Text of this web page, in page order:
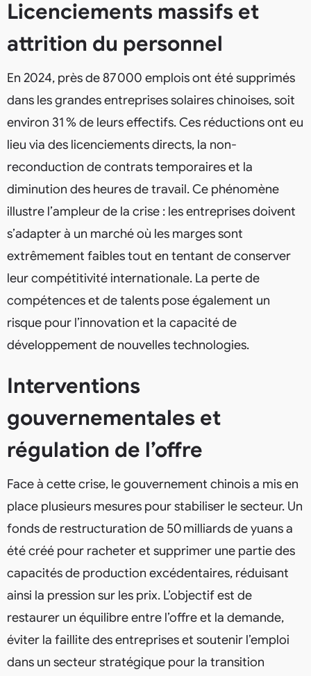
Licenciements massifs et
attrition du personnel
En 2024, près de 87 000 emplois ont été supprimés
dans les grandes entreprises solaires chinoises, soit
environ 31 % de leurs effectifs. Ces réductions ont eu
lieu via des licenciements directs, la non-
reconduction de contrats temporaires et la
diminution des heures de travail. Ce phénomène
illustre l’ampleur de la crise : les entreprises doivent
s’adapter à un marché où les marges sont
extrêmement faibles tout en tentant de conserver
leur compétitivité internationale. La perte de
compétences et de talents pose également un
risque pour l’innovation et la capacité de
développement de nouvelles technologies.
Interventions
gouvernementales et
régulation de l’offre
Face à cette crise, le gouvernement chinois a mis en
place plusieurs mesures pour stabiliser le secteur. Un
fonds de restructuration de 50 milliards de yuans a
été créé pour racheter et supprimer une partie des
capacités de production excédentaires, réduisant
ainsi la pression sur les prix. L’objectif est de
restaurer un équilibre entre l’offre et la demande,
éviter la faillite des entreprises et soutenir l’emploi
dans un secteur stratégique pour la transition